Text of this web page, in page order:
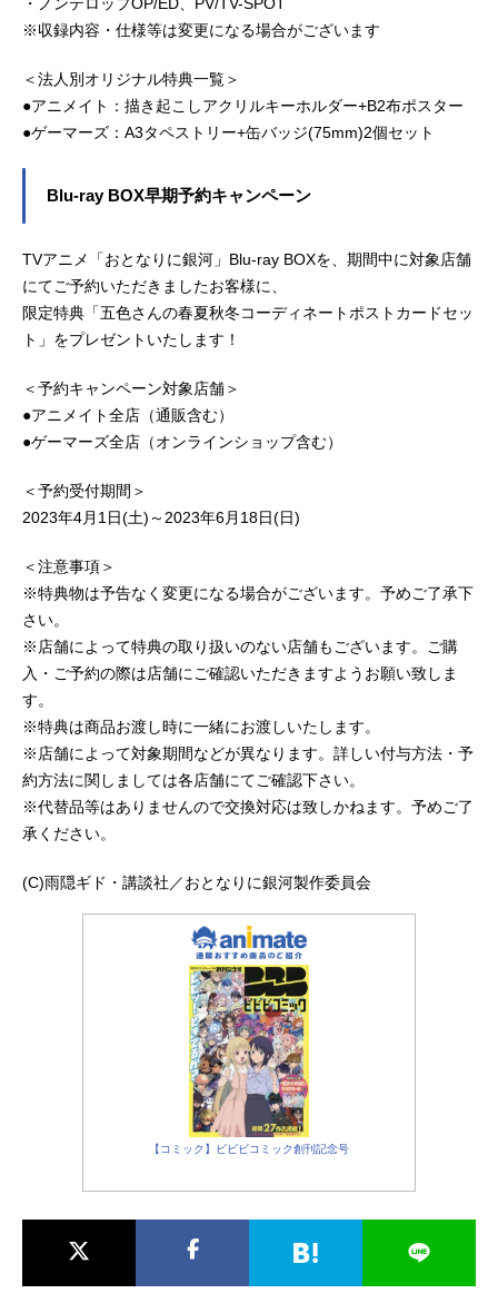
※収録内容・仕様等は変更になる場合がございます
＜法人別オリジナル特典一覧＞
●アニメイト：描き起こしアクリルキーホルダー+B2布ポスター
●ゲーマーズ：A3タペストリー+缶バッジ(75mm)2個セット
Blu-ray BOX早期予約キャンペーン
TVアニメ「おとなりに銀河」Blu-ray BOXを、期間中に対象店舗
にてご予約いただきましたお客様に、
限定特典「五色さんの春夏秋冬コーディネートポストカードセッ
ト」をプレゼントいたします！
＜予約キャンペーン対象店舗＞
●アニメイト全店（通販含む）
●ゲーマーズ全店（オンラインショップ含む）
＜予約受付期間＞
2023年4月1日(土)～2023年6月18日(日)
＜注意事項＞
※特典物は予告なく変更になる場合がございます。予めご了承下
さい。
※店舗によって特典の取り扱いのない店舗もございます。ご購
入・ご予約の際は店舗にご確認いただきますようお願い致しま
す。
※特典は商品お渡し時に一緒にお渡しいたします。
※店舗によって対象期間などが異なります。詳しい付与方法・予
約方法に関しましては各店舗にてご確認下さい。
※代替品等はありませんので交換対応は致しかねます。予めご了
承ください。
(C)雨隠ギド・講談社／おとなりに銀河製作委員会
【コミック】ビビビコミック創刊記念号